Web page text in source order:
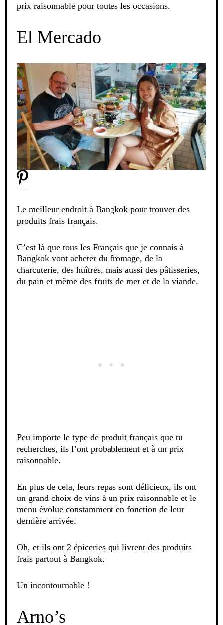
prix raisonnable pour toutes les occasions.
El Mercado
Le meilleur endroit à Bangkok pour trouver des
produits frais français.
C’est là que tous les Français que je connais à
Bangkok vont acheter du fromage, de la
charcuterie, des huîtres, mais aussi des pâtisseries,
du pain et même des fruits de mer et de la viande.
Peu importe le type de produit français que tu
recherches, ils l’ont probablement et à un prix
raisonnable.
En plus de cela, leurs repas sont délicieux, ils ont
un grand choix de vins à un prix raisonnable et le
menu évolue constamment en fonction de leur
dernière arrivée.
Oh, et ils ont 2 épiceries qui livrent des produits
frais partout à Bangkok.
Un incontournable !
Arno’s